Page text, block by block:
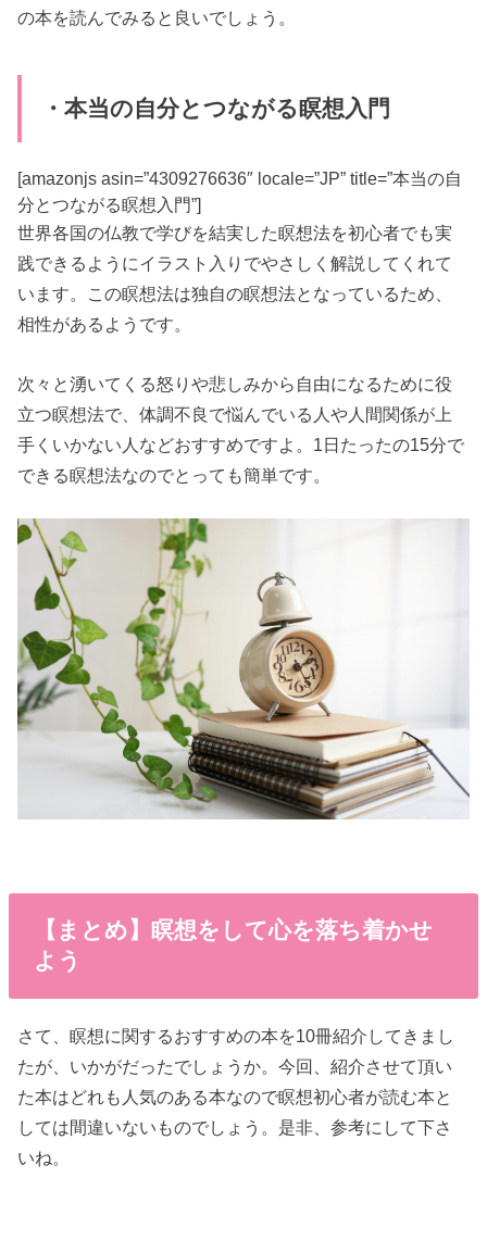
の本を読んでみると良いでしょう。
・本当の自分とつながる瞑想入門
[amazonjs asin=”4309276636″ locale=”JP” title=”本当の自
分とつながる瞑想入門”]
世界各国の仏教で学びを結実した瞑想法を初心者でも実
践できるようにイラスト入りでやさしく解説してくれて
います。この瞑想法は独自の瞑想法となっているため、
相性があるようです。
次々と湧いてくる怒りや悲しみから自由になるために役
立つ瞑想法で、体調不良で悩んでいる人や人間関係が上
手くいかない人などおすすめですよ。1日たったの15分で
できる瞑想法なのでとっても簡単です。
【まとめ】瞑想をして心を落ち着かせ
よう
さて、瞑想に関するおすすめの本を10冊紹介してきまし
たが、いかがだったでしょうか。今回、紹介させて頂い
た本はどれも人気のある本なので瞑想初心者が読む本と
しては間違いないものでしょう。是非、参考にして下さ
いね。